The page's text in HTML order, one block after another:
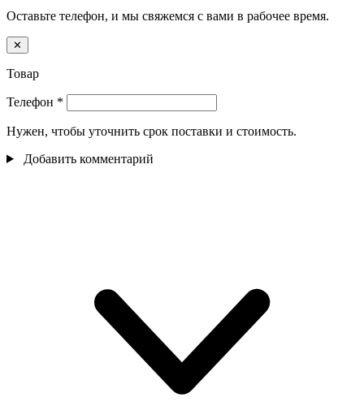
Оставьте телефон, и мы свяжемся с вами в рабочее время.
✕
Товар
Телефон *
Нужен, чтобы уточнить срок поставки и стоимость.
Добавить комментарий